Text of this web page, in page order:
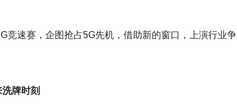
竞速赛，企图抢占5G先机，借助新的窗口，上演行业争
牌时刻